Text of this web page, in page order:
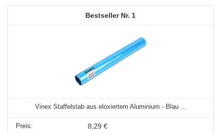
1
Vinex Staffelstab aus eloxiertem Aluminium - Blau ...
8,29 €